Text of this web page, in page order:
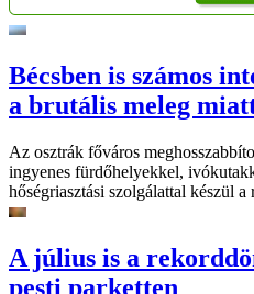
Bécsben is számos
a brutális meleg
Az osztrák főváros
ingyenes fürdőhelyekkel,
hőségriasztási szolgálattal készül
A július is a
pesti parketten